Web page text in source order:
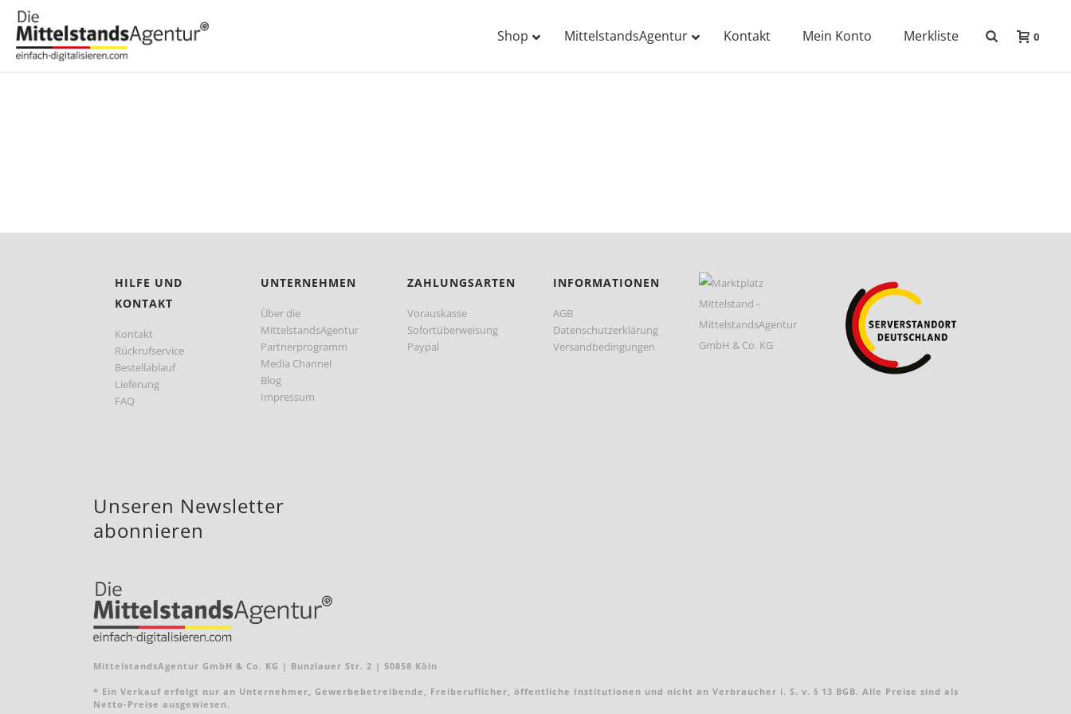
Shop MittelstandsAgentur Kontakt Mein Konto Merkliste 0
HILFE UND
KONTAKT
Kontakt
Rückrufservice
Bestellablauf
Lieferung
FAQ
UNTERNEHMEN
Über die
MittelstandsAgentur
Partnerprogramm
Media Channel
Blog
Impressum
ZAHLUNGSARTEN
Vorauskasse
Sofortüberweisung
Paypal
INFORMATIONEN
AGB
Datenschutzerklärung
Versandbedingungen
Unseren Newsletter
abonnieren
MittelstandsAgentur GmbH & Co. KG | Bunzlauer Str. 2 | 50858 Köln
* Ein Verkauf erfolgt nur an Unternehmer, Gewerbebetreibende, Freiberuflicher, öffentliche Institutionen und nicht an Verbraucher i. S. v. § 13 BGB. Alle Preise sind als
Netto-Preise ausgewiesen.